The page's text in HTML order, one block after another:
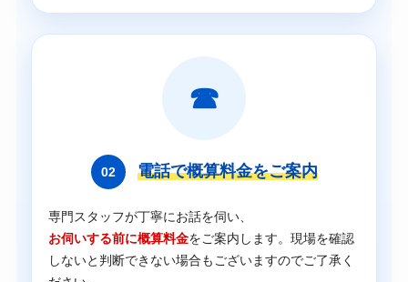
☎
02 電話で概算料金をご案内
専門スタッフが丁寧にお話を伺い、
お伺いする前に概算料金をご案内します。現場を確認
しないと判断できない場合もございますのでご了承く